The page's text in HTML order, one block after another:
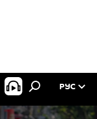
РУС